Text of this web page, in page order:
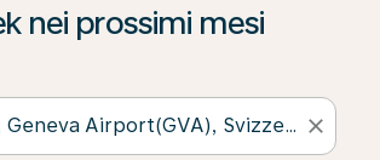
nei prossimi mesi
close